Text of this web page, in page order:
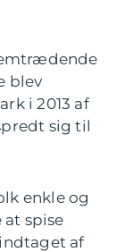
blev
i 2013 af
sig til
enkle og
spise
af